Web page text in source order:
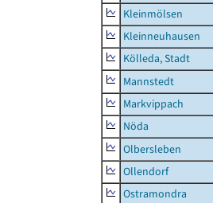
Kleinmölsen
Kleinneuhausen
Kölleda, Stadt
Mannstedt
Markvippach
Nöda
Olbersleben
Ollendorf
Ostramondra